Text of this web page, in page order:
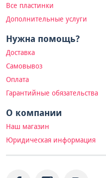
Все пластинки
Дополнительные услуги
Нужна помощь?
Доставка
Самовывоз
Оплата
Гарантийные обязательства
О компании
Наш магазин
Юридическая информация